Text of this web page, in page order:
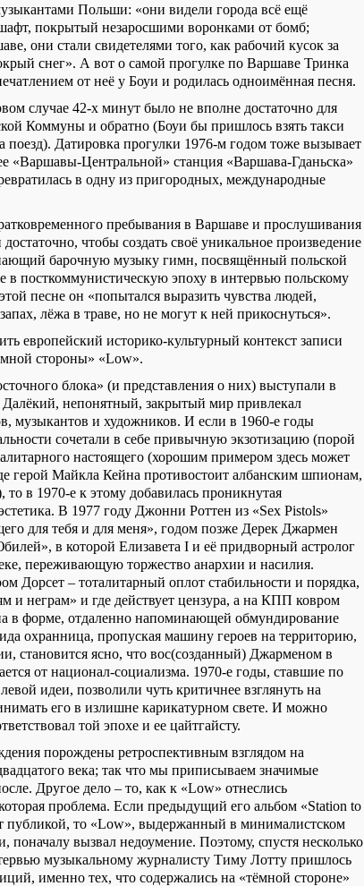
Польши: «они видели города всё ещё
покрытый незаросшими воронками от бомб;
они стали свидетелями того, как рабочий кусок за
снег». А вот о самой прогулке по Варшаве Тринка
от неё у Боуи и родилась одноимённая песня.
случае 42-х минут было не вполне достаточно для
Коммуны и обратно (Боуи бы пришлось взять такси
поезд). Датировка прогулки 1976-м годом тоже вызывает
«Варшавы-Центральной» станция «Варшава-Гданьска»
в одну из пригородных, международные
пребывания в Варшаве и прослушивания
чтобы создать своё уникальное произведение
барочную музыку гимн, посвящённый польской
в посткоммунистическую эпоху в интервью польскому
песне он «попытался выразить чувства людей,
лёжа в траве, но не могут к ней прикоснуться».
европейский историко-культурный контекст записи
стороны» «Low».
блока» (и представления о них) выступали в
Далёкий, непонятный, закрытый мир привлекал
музыкантов и художников. И если в 1960-е годы
сочетали в себе привычную экзотизацию (порой
настоящего (хорошим примером здесь может
герой Майкла Кейна противостоит албанским шпионам,
в 1970-е к этому добавилась проникнутая
В 1977 году Джонни Роттен из «Sex Pistols»
для тебя и для меня», годом позже Дерек Джармен
в которой Елизавета I и её придворный астролог
переживающую торжество анархии и насилия.
Дорсет – тоталитарный оплот стабильности и порядка,
и неграм» и где действует цензура, а на КПП ковром
в форме, отдаленно напоминающей обмундирование
охранница, пропуская машину героев на территорию,
становится ясно, что вос(созданный) Джарменом в
от национал-социализма. 1970-е годы, ставшие по
идеи, позволили чуть критичнее взглянуть на
его в излишне карикатурном свете. И можно
той эпохе и ее цайтгайсту.
порождены ретроспективным взглядом на
века; так что мы приписываем значимые
Другое дело – то, как к «Low» отнеслись
проблема. Если предыдущий его альбом «Station to
публикой, то «Low», выдержанный в минималистском
вызвал недоумение. Поэтому, спустя несколько
музыкальному журналисту Тиму Лотту пришлось
именно тех, что содержались на «тёмной стороне»